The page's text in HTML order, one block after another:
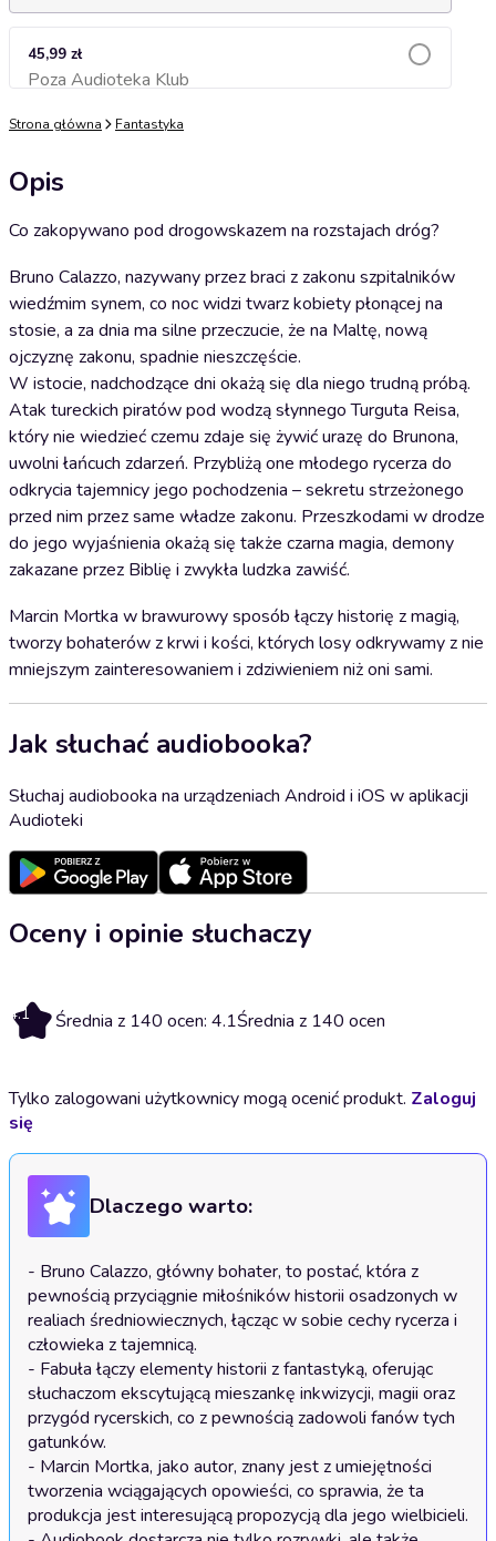
45,99 zł
Poza Audioteka KlubDodaj do koszyka
Strona główna Fantastyka
Opis
Co zakopywano pod drogowskazem na rozstajach dróg?
Bruno Calazzo, nazywany przez braci z zakonu szpitalników
wiedźmim synem, co noc widzi twarz kobiety płonącej na
stosie, a za dnia ma silne przeczucie, że na Maltę, nową
ojczyznę zakonu, spadnie nieszczęście.
W istocie, nadchodzące dni okażą się dla niego trudną próbą.
Atak tureckich piratów pod wodzą słynnego Turguta Reisa,
który nie wiedzieć czemu zdaje się żywić urazę do Brunona,
uwolni łańcuch zdarzeń. Przybliżą one młodego rycerza do
odkrycia tajemnicy jego pochodzenia – sekretu strzeżonego
przed nim przez same władze zakonu. Przeszkodami w drodze
do jego wyjaśnienia okażą się także czarna magia, demony
zakazane przez Biblię i zwykła ludzka zawiść.
Marcin Mortka w brawurowy sposób łączy historię z magią,
tworzy bohaterów z krwi i kości, których losy odkrywamy z nie
mniejszym zainteresowaniem i zdziwieniem niż oni sami.
Jak słuchać audiobooka?
Słuchaj audiobooka na urządzeniach Android i iOS w aplikacji
Audioteki
Oceny i opinie słuchaczy
4.1 Średnia z 140 ocen: 4.1Średnia z 140 ocen
Tylko zalogowani użytkownicy mogą ocenić produkt. Zaloguj
się
Dlaczego warto:
- Bruno Calazzo, główny bohater, to postać, która z
pewnością przyciągnie miłośników historii osadzonych w
realiach średniowiecznych, łącząc w sobie cechy rycerza i
człowieka z tajemnicą.
- Fabuła łączy elementy historii z fantastyką, oferując
słuchaczom ekscytującą mieszankę inkwizycji, magii oraz
przygód rycerskich, co z pewnością zadowoli fanów tych
gatunków.
- Marcin Mortka, jako autor, znany jest z umiejętności
tworzenia wciągających opowieści, co sprawia, że ta
produkcja jest interesującą propozycją dla jego wielbicieli.